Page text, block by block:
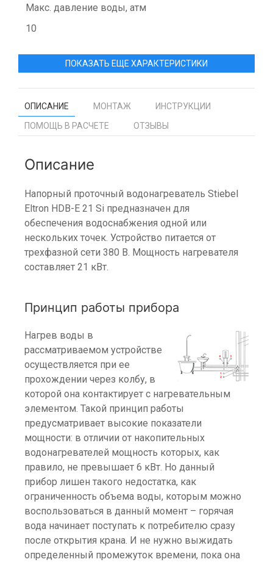
Макс. давление воды, атм
10
ПОКАЗАТЬ ЕЩЕ ХАРАКТЕРИСТИКИ
ОПИСАНИЕ МОНТАЖ
ИНСТРУКЦИИ
ПОМОЩЬ В РАСЧЕТЕ
ОТЗЫВЫ
Описание
Напорный проточный водонагреватель Stiebel
Eltron HDB-E 21 Si предназначен для
обеспечения водоснабжения одной или
нескольких точек. Устройство питается от
трехфазной сети 380 В. Мощность нагревателя
составляет 21 кВт.
Принцип работы прибора
Нагрев воды в
рассматриваемом устройстве
осуществляется при ее
прохождении через колбу, в
которой она контактирует с нагревательным
элементом. Такой принцип работы
предусматривает высокие показатели
мощности: в отличии от накопительных
водонагревателей мощность которых, как
правило, не превышает 6 кВт. Но данный
прибор лишен такого недостатка, как
ограниченность объема воды, которым можно
воспользоваться в данный момент – горячая
вода начинает поступать к потребителю сразу
после открытия крана. И не нужно выжидать
определенный промежуток времени, пока она